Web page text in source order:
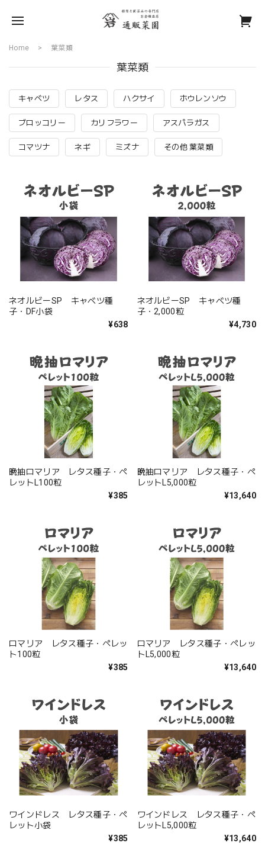
Home 葉菜類
葉菜類
キャベツ レタス ハクサイ ホウレンソウ
ブロッコリー カリフラワー アスパラガス
コマツナ ネギ ミズナ その他 葉菜類
ネオルビーSP キャベツ種
子・DF小袋
¥638
ネオルビーSP キャベツ種
子・2,000粒
¥4,730
晩抽ロマリア レタス種子・ペ
レットL100粒
¥385
晩抽ロマリア レタス種子・ペ
レットL5,000粒
¥13,640
ロマリア レタス種子・ペレッ
ト100粒
¥385
ロマリア レタス種子・ペレッ
トL5,000粒
¥13,640
ワインドレス レタス種子・ペ
レット小袋
¥385
ワインドレス レタス種子・ペ
レットL5,000粒
¥13,640